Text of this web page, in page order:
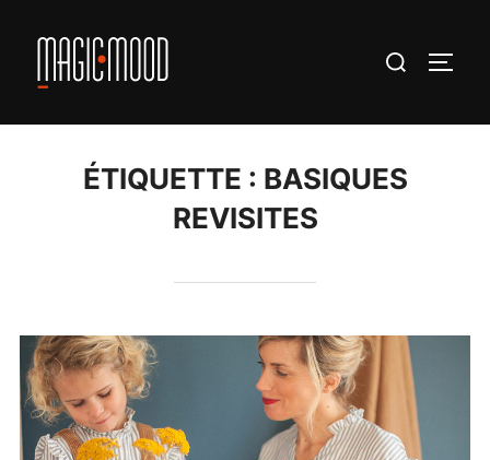
contenu
Rechercher :
ÉTIQUETTE : BASIQUES
REVISITES